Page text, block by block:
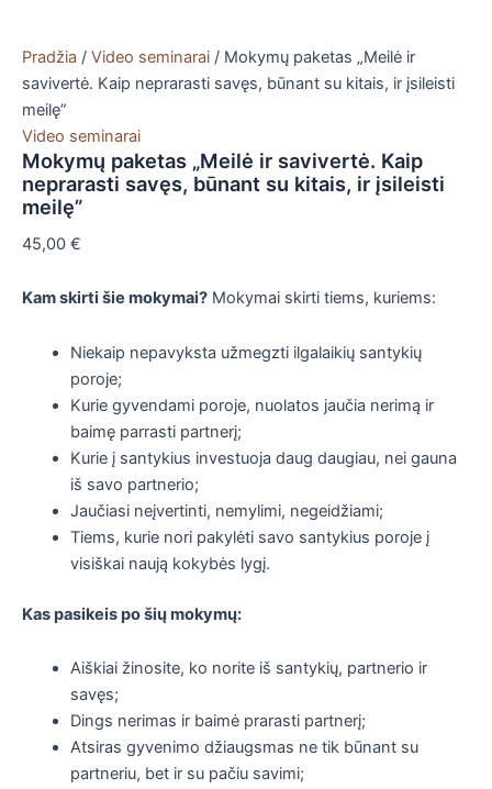
Pradžia / Video seminarai / Mokymų paketas „Meilė ir
savivertė. Kaip neprarasti savęs, būnant su kitais, ir įsileisti
meilę”
Video seminarai
Mokymų paketas „Meilė ir savivertė. Kaip
neprarasti savęs, būnant su kitais, ir įsileisti
meilę”
45,00 €
Kam skirti šie mokymai? Mokymai skirti tiems, kuriems:
Niekaip nepavyksta užmegzti ilgalaikių santykių
poroje;
Kurie gyvendami poroje, nuolatos jaučia nerimą ir
baimę parrasti partnerį;
Kurie į santykius investuoja daug daugiau, nei gauna
iš savo partnerio;
Jaučiasi neįvertinti, nemylimi, negeidžiami;
Tiems, kurie nori pakylėti savo santykius poroje į
visiškai naują kokybės lygį.
Kas pasikeis po šių mokymų:
Aiškiai žinosite, ko norite iš santykių, partnerio ir
savęs;
Dings nerimas ir baimė prarasti partnerį;
Atsiras gyvenimo džiaugsmas ne tik būnant su
partneriu, bet ir su pačiu savimi;